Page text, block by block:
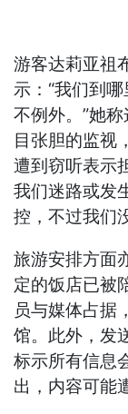
游客达莉亚祖
示：“我们到
不例外。”她
目张胆的监视
遭到窃听表示
我们迷路或发
控，不过我们
旅游安排方面
定的饭店已被
员与媒体占据
馆。此外，发
标示所有信息
出，内容可能